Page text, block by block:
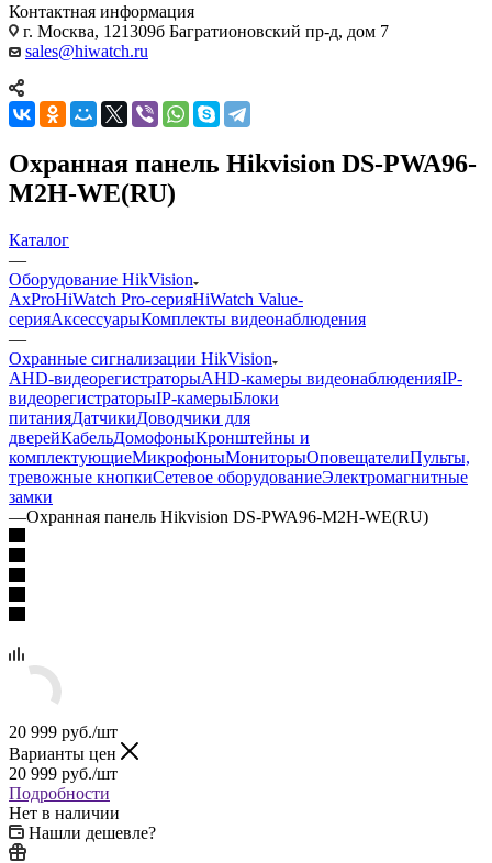
Контактная информация
г. Москва, 121309б Багратионовский пр-д, дом 7
sales@hiwatch.ru
Охранная панель Hikvision DS-PWA96-
M2H-WE(RU)
Каталог
—
Оборудование HikVision
AxProHiWatch Pro-серияHiWatch Value-
серияАксессуарыКомплекты видеонаблюдения
—
Охранные сигнализации HikVision
AHD-видеорегистраторыAHD-камеры видеонаблюденияIP-
видеорегистраторыIP-камерыБлоки
питанияДатчикиДоводчики для
дверейКабельДомофоныКронштейны и
комплектующиеМикрофоныМониторыОповещателиПульты,
тревожные кнопкиСетевое оборудованиеЭлектромагнитные
замки
—Охранная панель Hikvision DS-PWA96-M2H-WE(RU)
20 999 руб./шт
Варианты цен
20 999 руб./шт
Подробности
Нет в наличии
Нашли дешевле?